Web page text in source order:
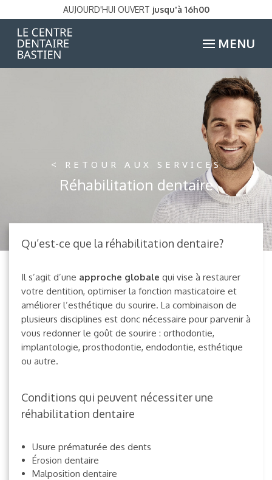
AUJOURD'HUI OUVERT jusqu'à 16h00
MENU
< RETOUR AUX SERVICES
Réhabilitation dentaire
Qu’est-ce que la réhabilitation dentaire?
Il s’agit d’une approche globale qui vise à restaurer
votre dentition, optimiser la fonction masticatoire et
améliorer l’esthétique du sourire. La combinaison de
plusieurs disciplines est donc nécessaire pour parvenir à
vous redonner le goût de sourire : orthodontie,
implantologie, prosthodontie, endodontie, esthétique
ou autre.
Conditions qui peuvent nécessiter une
réhabilitation dentaire
Usure prématurée des dents
Érosion dentaire
Malposition dentaire